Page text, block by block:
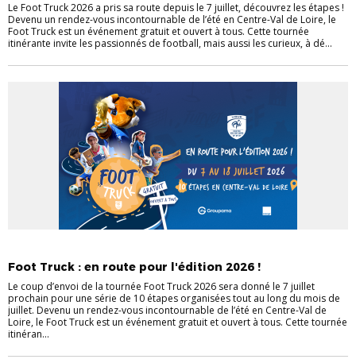
Le Foot Truck 2026 a pris sa route depuis le 7 juillet, découvrez les étapes !
Devenu un rendez-vous incontournable de l’été en Centre-Val de Loire, le
Foot Truck est un événement gratuit et ouvert à tous. Cette tournée
itinérante invite les passionnés de football, mais aussi les curieux, à dé...
Foot Truck : en route pour l'édition 2026 !
Le coup d’envoi de la tournée Foot Truck 2026 sera donné le 7 juillet
prochain pour une série de 10 étapes organisées tout au long du mois de
juillet. Devenu un rendez-vous incontournable de l’été en Centre-Val de
Loire, le Foot Truck est un événement gratuit et ouvert à tous. Cette tournée
itinéran...